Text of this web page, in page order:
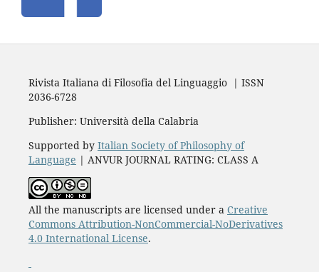
Rivista Italiana di Filosofia del Linguaggio | ISSN
2036-6728
Publisher: Università della Calabria
Supported by Italian Society of Philosophy of
Language | ANVUR JOURNAL RATING: CLASS A
All the manuscripts are licensed under a Creative
Commons Attribution-NonCommercial-NoDerivatives
4.0 International License.